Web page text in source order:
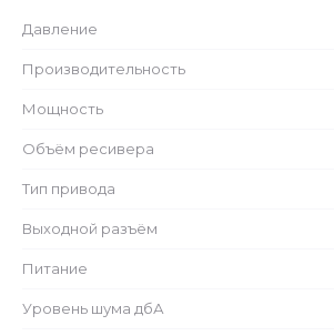
Давление
Производительность
Мощность
Объём ресивера
Тип привода
Выходной разъём
Питание
Уровень шума дбА